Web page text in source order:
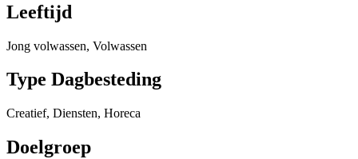
Leeftijd
Jong volwassen, Volwassen
Type Dagbesteding
Creatief, Diensten, Horeca
Doelgroep